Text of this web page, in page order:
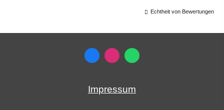
Echtheit von Bewertungen
Impressum